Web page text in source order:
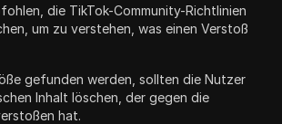
die TikTok-Community-Richtlinien
um zu verstehen, was einen Verstoß
gefunden werden, sollten die Nutzer
Inhalt löschen, der gegen die
hat.